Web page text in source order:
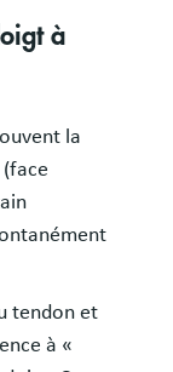
à
la
(face
tendon et
à «